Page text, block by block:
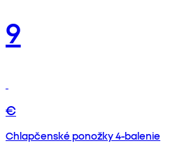
9
€
Chlapčenské ponožky 4-balenie